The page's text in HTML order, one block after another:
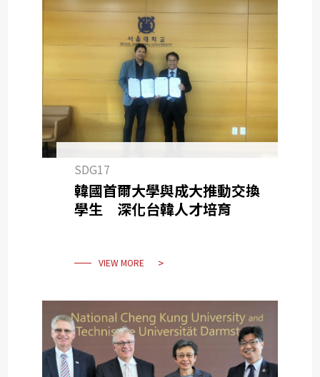
SDG17
韓國首爾大學與成大推動交換
學生 深化台韓人才培育
VIEW MORE